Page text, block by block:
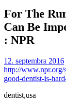
For The
Can Be
: NPR
12. septembra 2016
http://www.npr.org/
good-dentist-is-
dentist,usa